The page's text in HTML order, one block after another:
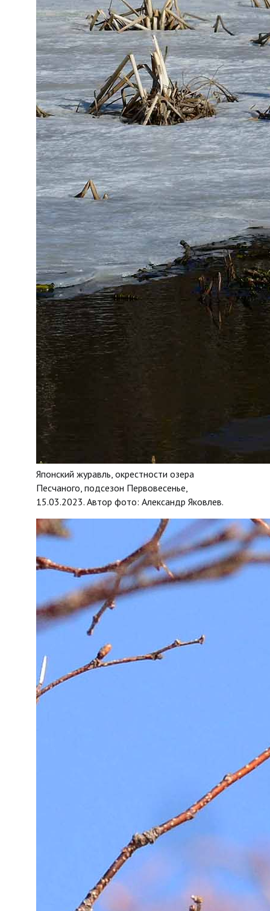
Японский журавль, окрестности озера
Песчаного, подсезон Первовесенье,
15.03.2023. Автор фото: Александр Яковлев.